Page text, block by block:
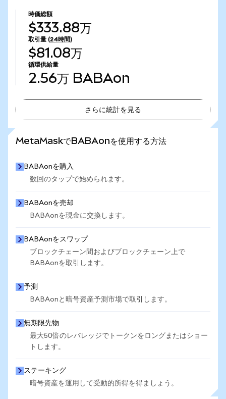
時価総額
$333.88万
取引量 (24時間)
$81.08万
循環供給量
2.56万 BABAon
さらに統計を見る
MetaMaskでBABAonを使用する方法
BABAonを購入
数回のタップで始められます。
BABAonを売却
BABAonを現金に交換します。
BABAonをスワップ
ブロックチェーン間およびブロックチェーン上で
BABAonを取引します。
予測
BABAonと暗号資産予測市場で取引します。
無期限先物
最大50倍のレバレッジでトークンをロングまたはショー
トします。
ステーキング
暗号資産を運用して受動的所得を得ましょう。